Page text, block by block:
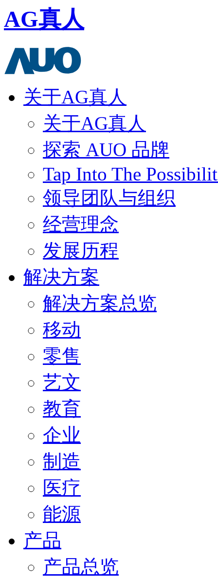
AG真人
关于AG真人
关于AG真人
探索 AUO 品牌
Tap Into The
领导团队与组织
经营理念
发展历程
解决方案
解决方案总览
移动
零售
艺文
教育
企业
制造
医疗
能源
产品
产品总览